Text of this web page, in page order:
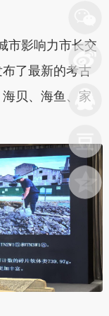
影响力市长交
了最新的考古
贝、海鱼、家